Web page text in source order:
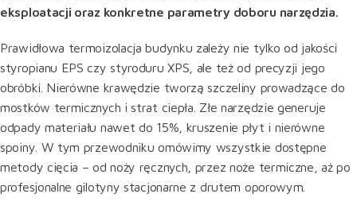
eksploatacji oraz konkretne parametry doboru narzędzia.
Prawidłowa termoizolacja budynku zależy nie tylko od jakości
styropianu EPS czy styroduru XPS, ale też od precyzji jego
obróbki. Nierówne krawędzie tworzą szczeliny prowadzące do
mostków termicznych i strat ciepła. Złe narzędzie generuje
odpady materiału nawet do 15%, kruszenie płyt i nierówne
spoiny. W tym przewodniku omówimy wszystkie dostępne
metody cięcia – od noży ręcznych, przez noże termiczne, aż po
profesjonalne gilotyny stacjonarne z drutem oporowym.